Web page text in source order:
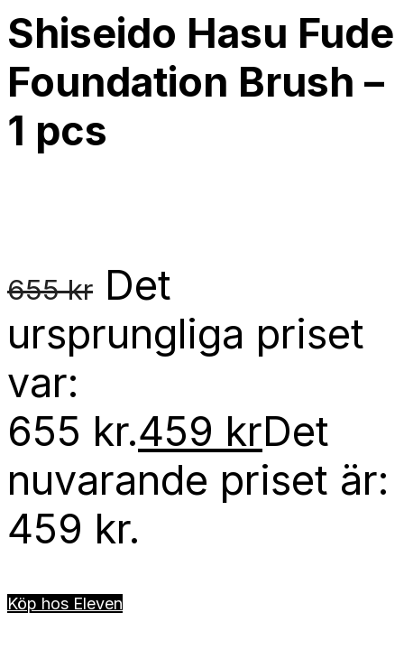
Shiseido Hasu Fude
Foundation Brush –
1 pcs
655kr Det
ursprungliga priset
var:
655 kr.459 krDet
nuvarande priset är:
459 kr.
Köp hos Eleven